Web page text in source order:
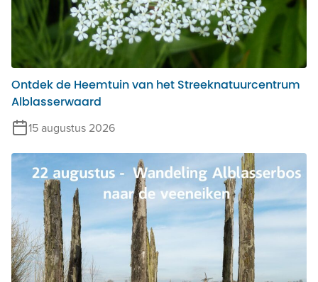
Ontdek de Heemtuin van het Streeknatuurcentrum
Alblasserwaard
15 augustus 2026